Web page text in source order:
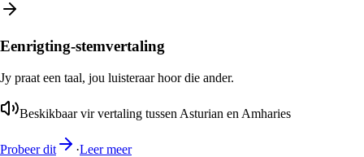
Eenrigting-stemvertaling
Jy praat een taal, jou luisteraar hoor die ander.
Beskikbaar vir vertaling tussen Asturian en Amharies
Probeer dit ·Leer meer